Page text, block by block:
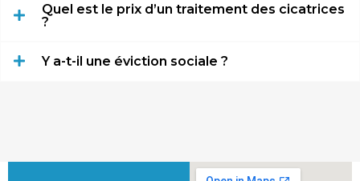
Quel est le prix d’un traitement des cicatrices
?
Y a-t-il une éviction sociale ?